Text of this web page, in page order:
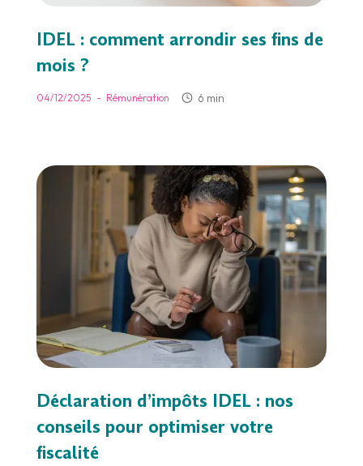
IDEL : comment arrondir ses fins de
mois ?
04/12/2025 - Rémunération 6 min
Déclaration d’impôts IDEL : nos
conseils pour optimiser votre
fiscalité